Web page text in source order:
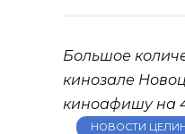
Большое
кинозале
киноафишу на
НОВОСТИ